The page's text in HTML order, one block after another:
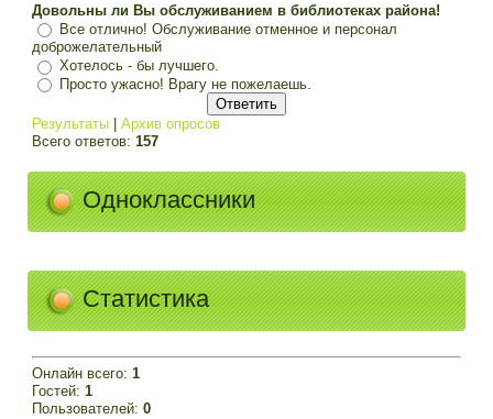
Довольны ли Вы обслуживанием в библиотеках района!
Все отлично! Обслуживание отменное и персонал
доброжелательный
Хотелось - бы лучшего.
Просто ужасно! Врагу не пожелаешь.
Результаты |Архив опросов
Всего ответов:157
Одноклассники
Статистика
Онлайн всего:1
Гостей:1
Пользователей:0